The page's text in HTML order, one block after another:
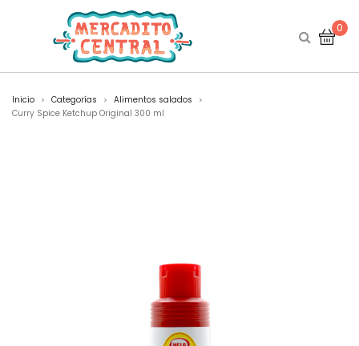
0
Inicio > Categorías > Alimentos salados >
Curry Spice Ketchup Original 300 ml